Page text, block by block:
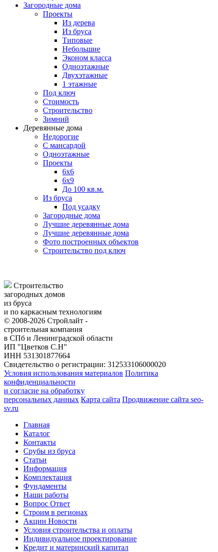
Загородные дома
Проекты
Из дерева
Из бруса
Типовые
Небольшие
Эконом класса
Одноэтажные
Двухэтажные
1 этажные
Под ключ
Стоимость
Строительство
Зимний
Деревянные дома
Недорогие
С мансардой
Одноэтажные
Проекты
6х6
6х9
До 100 кв.м.
Из бруса
Под усадку
Загородные дома
Лучшие деревянные дома
Лучшие деревянные дома
Фото построенных объектов
Строительство под ключ
Строительство
загородных домов
из бруса
и по каркасным технологиям
© 2008-2026 Стройлайт -
строительная компания
в СПб и Ленинградской области
ИП "Цветков С.Н"
ИНН 531301877664
Свидетельство о регистрации: 312533106000020
Условия использования материалов Политика
конфиденциальности
и согласие на обработку
персональных данных Карта сайта Продвижение сайта seo-
sv.ru
Главная
Каталог
Контакты
Срубы из бруса
Статьи
Информация
Комплектация
Фундаменты
Наши работы
Вопрос Ответ
Строим в регионах
Акции Новости
Условия строительства и оплаты
Индивидуальное проектирование
Кредит и материнский капитал